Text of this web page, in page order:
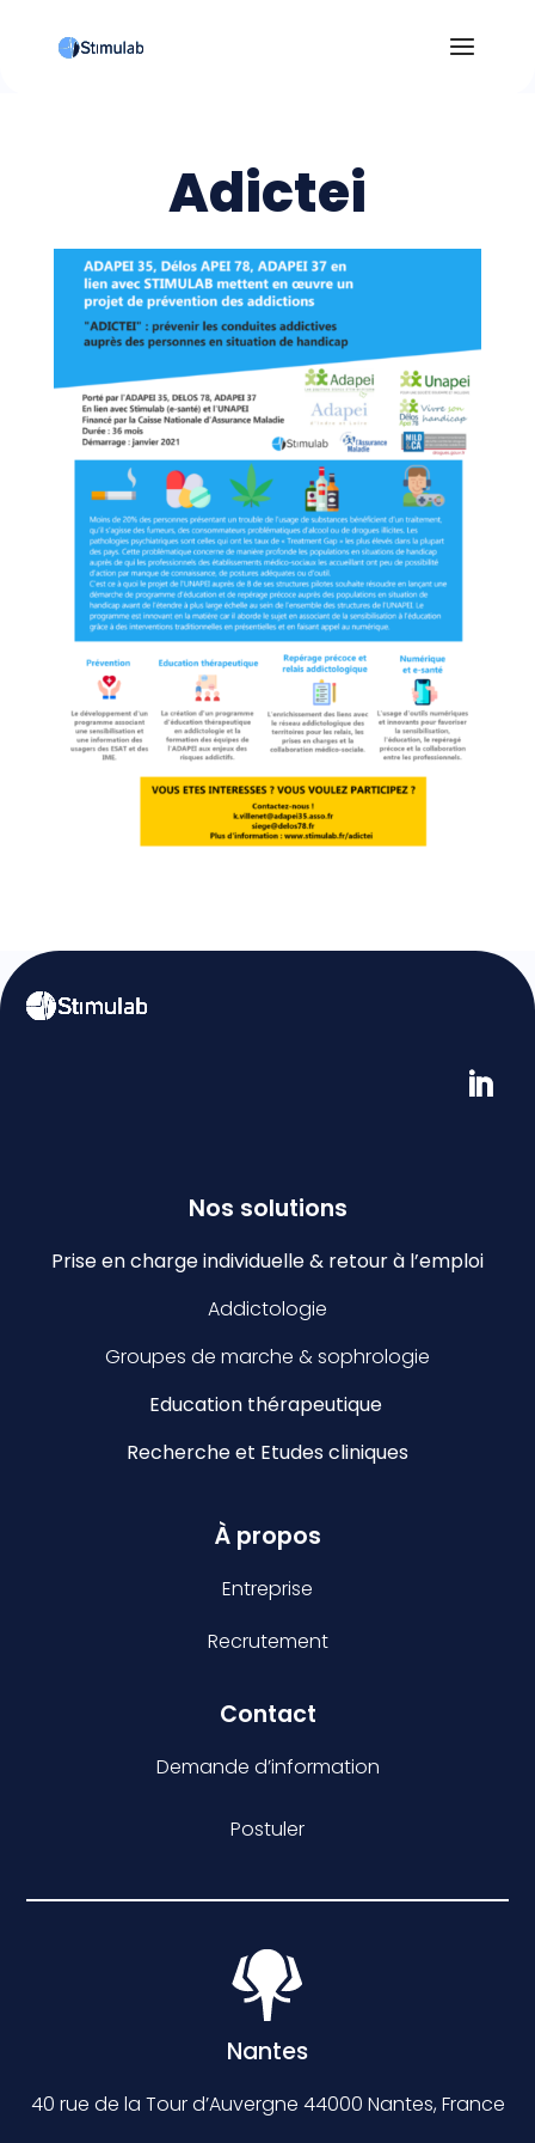
Adictei
Nos solutions
Prise en charge individuelle & retour à l’emploi
Addictologie
Groupes de marche & sophrologie
Education thérapeutique
Recherche et Etudes cliniques
À propos
Entreprise
Recrutement
Contact
Demande d’information
Postuler
Nantes
40 rue de la Tour d’Auvergne 44000 Nantes, France